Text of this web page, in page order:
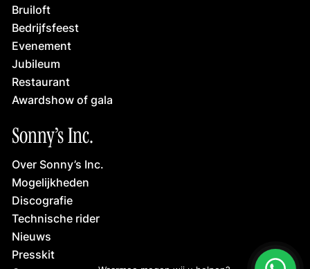
Bruiloft
Bedrijfsfeest
Evenement
Jubileum
Restaurant
Awardshow of gala
Sonny’s Inc.
Over Sonny’s Inc.
Mogelijkheden
Discografie
Technische rider
Nieuws
Presskit